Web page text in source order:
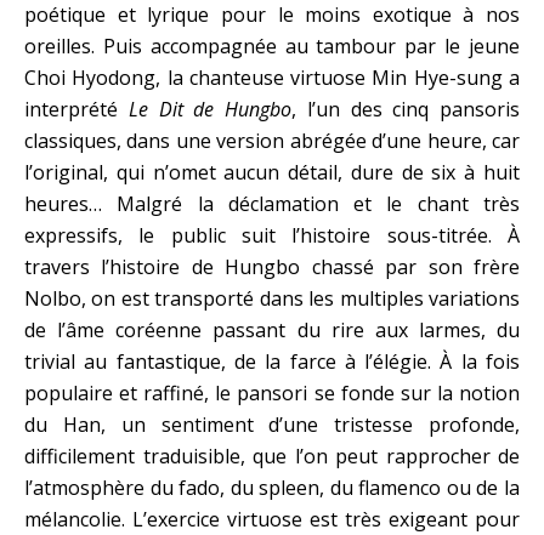
poétique et lyrique pour le moins exotique à nos
oreilles. Puis accompagnée au tambour par le jeune
Choi Hyodong, la chanteuse virtuose Min Hye-sung a
interprété Le Dit de Hungbo, l’un des cinq pansoris
classiques, dans une version abrégée d’une heure, car
l’original, qui n’omet aucun détail, dure de six à huit
heures… Malgré la déclamation et le chant très
expressifs, le public suit l’histoire sous-titrée. À
travers l’histoire de Hungbo chassé par son frère
Nolbo, on est transporté dans les multiples variations
de l’âme coréenne passant du rire aux larmes, du
trivial au fantastique, de la farce à l’élégie. À la fois
populaire et raffiné, le pansori se fonde sur la notion
du Han, un sentiment d’une tristesse profonde,
difficilement traduisible, que l’on peut rapprocher de
l’atmosphère du fado, du spleen, du flamenco ou de la
mélancolie. L’exercice virtuose est très exigeant pour